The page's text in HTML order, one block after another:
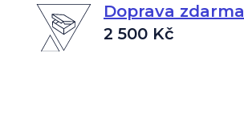
Doprava zdarma
2 500 Kč